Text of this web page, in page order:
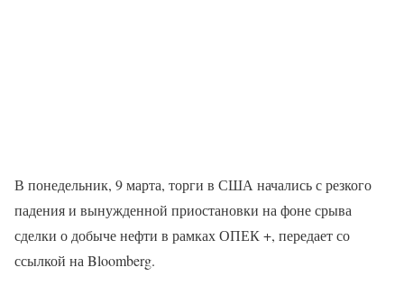
В понедельник, 9 марта, торги в США начались с резкого
падения и вынужденной приостановки на фоне срыва
сделки о добыче нефти в рамках ОПЕК +, передает со
ссылкой на Bloomberg.